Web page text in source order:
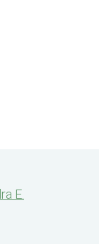
E.